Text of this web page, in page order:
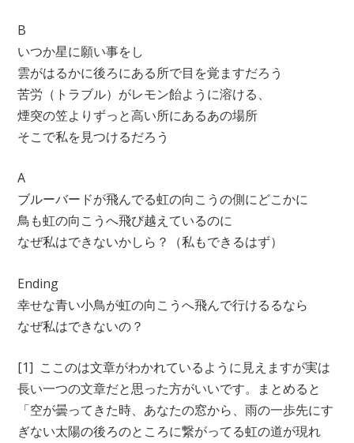
B
いつか星に願い事をし
雲がはるかに後ろにある所で目を覚ますだろう
苦労（トラブル）がレモン飴ように溶ける、
煙突の笠よりずっと高い所にあるあの場所
そこで私を見つけるだろう
A
ブルーバードが飛んでる虹の向こうの側にどこかに
鳥も虹の向こうへ飛び越えているのに
なぜ私はできないかしら？（私もできるはず）
Ending
幸せな青い小鳥が虹の向こうへ飛んで行けるるなら
なぜ私はできないの？
[1] ここのは文章がわかれているように見えますが実は
長い一つの文章だと思った方がいいです。まとめると
「空が曇ってきた時、あなたの窓から、雨の一歩先にす
ぎない太陽の後ろのところに繋がってる虹の道が現れ